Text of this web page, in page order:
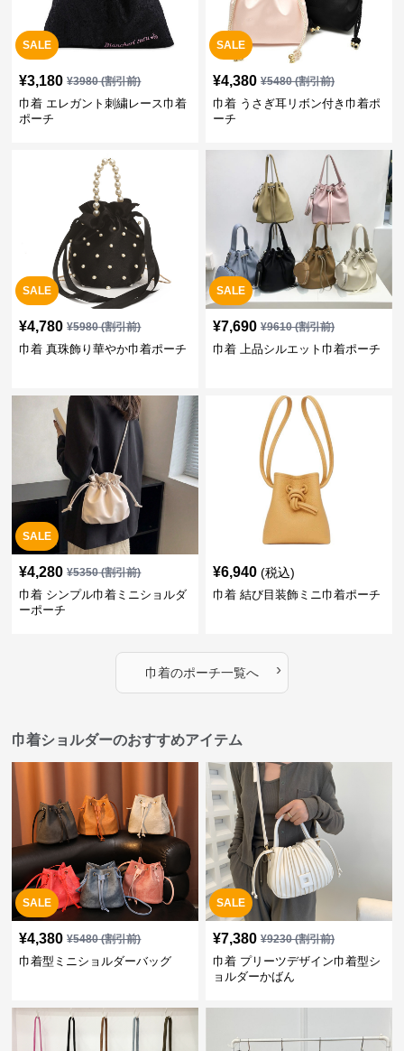
SALE
¥3,180 ¥3980(割引前)
巾着 エレガント刺繍レース巾着
ポーチ
SALE
¥4,380 ¥5480(割引前)
巾着 うさぎ耳リボン付き巾着ポ
ーチ
SALE
¥4,780 ¥5980(割引前)
巾着 真珠飾り華やか巾着ポーチ
SALE
¥7,690 ¥9610(割引前)
巾着 上品シルエット巾着ポーチ
SALE
¥4,280 ¥5350(割引前)
巾着 シンプル巾着ミニショルダ
ーポーチ
¥6,940 (税込)
巾着 結び目装飾ミニ巾着ポーチ
巾着のポーチ一覧へ ›
巾着ショルダーのおすすめアイテム
SALE
¥4,380 ¥5480(割引前)
巾着型ミニショルダーバッグ
SALE
¥7,380 ¥9230(割引前)
巾着 プリーツデザイン巾着型シ
ョルダーかばん